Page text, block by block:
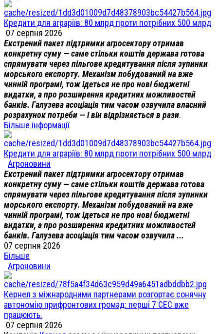
Кредити для аграріїв: 80 млрд проти потрібних 500 млрд
07 серпня 2026
Екстрений пакет підтримки агросектору отримав
конкретну суму — саме стільки коштів держава готова
спрямувати через пільгове кредитування після зупинки
морського експорту. Механізм побудований на вже
чинній програмі, тож ідеться не про нові бюджетні
видатки, а про розширення кредитних можливостей
банків. Галузева асоціація тим часом озвучила власний
розрахунок потреби — і він відрізняється в рази.
Більше інформації
Кредити для аграріїв: 80 млрд проти потрібних 500 млрд
Агроновини
Екстрений пакет підтримки агросектору отримав
конкретну суму — саме стільки коштів держава готова
спрямувати через пільгове кредитування після зупинки
морського експорту. Механізм побудований на вже
чинній програмі, тож ідеться не про нові бюджетні
видатки, а про розширення кредитних можливостей
банків. Галузева асоціація тим часом озвучила ...
07 серпня 2026
Більше
Агроновини
Кернел з міжнародними партнерами розгортає сонячну
автономію прифронтових громад: перші 7 СЕС вже
працюють.
07 серпня 2026